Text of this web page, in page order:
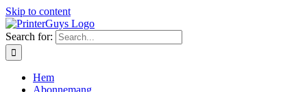
Skip to content
Search for:
Hem
Abonnemang